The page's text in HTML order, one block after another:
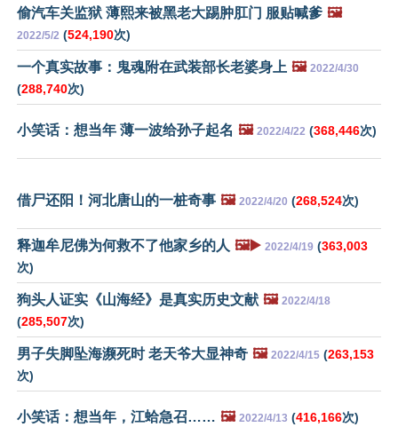
偷汽车关监狱 薄熙来被黑老大踢肿肛门 服贴喊爹 🖼️
2022/5/2 (524,190次)
一个真实故事：鬼魂附在武装部长老婆身上 🖼️ 2022/4/30
(288,740次)
小笑话：想当年 薄一波给孙子起名 🖼️ 2022/4/22 (368,446次)
借尸还阳！河北唐山的一桩奇事 🖼️ 2022/4/20 (268,524次)
释迦牟尼佛为何救不了他家乡的人 🖼️▶️ 2022/4/19 (363,003
次)
狗头人证实《山海经》是真实历史文献 🖼️ 2022/4/18
(285,507次)
男子失脚坠海濒死时 老天爷大显神奇 🖼️ 2022/4/15 (263,153
次)
小笑话：想当年，江蛤急召…… 🖼️ 2022/4/13 (416,166次)